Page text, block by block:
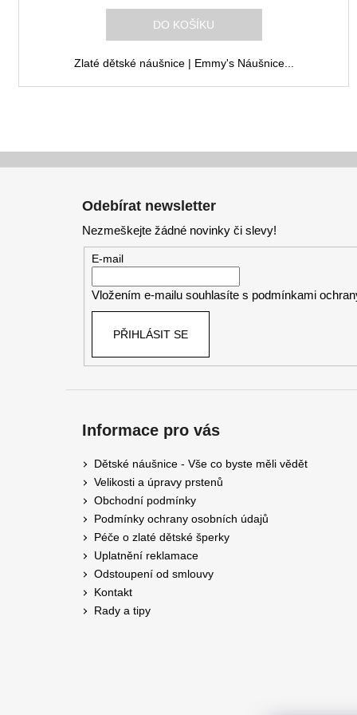
A
DO KOŠÍKU
Zlaté dětské náušnice | Emmy's Náušnice...
Odebírat newsletter
Nezmeškejte žádné novinky či slevy!
E-mail
Vložením e-mailu souhlasíte s podmínkami
PŘIHLÁSIT SE
Informace pro vás
Dětské náušnice - Vše co byste měli vědět
Velikosti a úpravy prstenů
Obchodní podmínky
Podmínky ochrany osobních údajů
Péče o zlaté dětské šperky
Uplatnění reklamace
Odstoupení od smlouvy
Kontakt
Rady a tipy